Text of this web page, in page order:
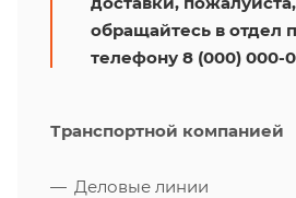
обращайтесь в отдел
телефону 8 (000) 000-
Транспортной компанией
Деловые линии